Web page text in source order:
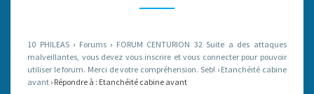
10 PHILEAS › Forums › FORUM CENTURION 32 Suite a des attaques
malveillantes, vous devez vous inscrire et vous connecter pour pouvoir
utiliser le forum. Merci de votre compréhension. Seb! › Etanchéité cabine
avant › Répondre à : Etanchéité cabine avant